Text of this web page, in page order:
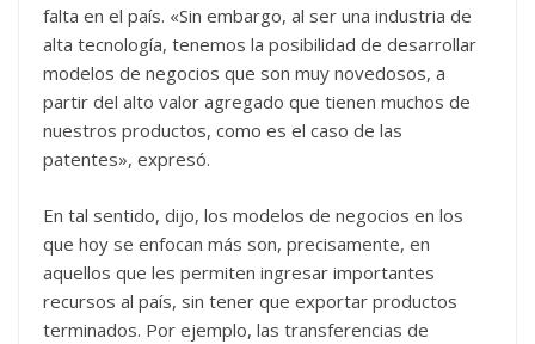
falta en el país. «Sin embargo, al ser una industria de
alta tecnología, tenemos la posibilidad de desarrollar
modelos de negocios que son muy novedosos, a
partir del alto valor agregado que tienen muchos de
nuestros productos, como es el caso de las
patentes», expresó.
En tal sentido, dijo, los modelos de negocios en los
que hoy se enfocan más son, precisamente, en
aquellos que les permiten ingresar importantes
recursos al país, sin tener que exportar productos
terminados. Por ejemplo, las transferencias de